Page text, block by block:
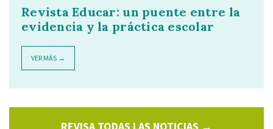
Revista Educar: un puente entre la
evidencia y la práctica escolar
VER MÁS →